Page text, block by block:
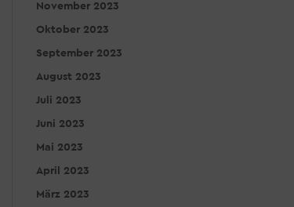
November 2023
Oktober 2023
September 2023
August 2023
Juli 2023
Juni 2023
Mai 2023
April 2023
März 2023